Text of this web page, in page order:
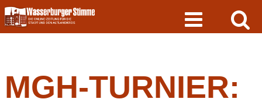
Skip
to
content
MGH-TURNIER: